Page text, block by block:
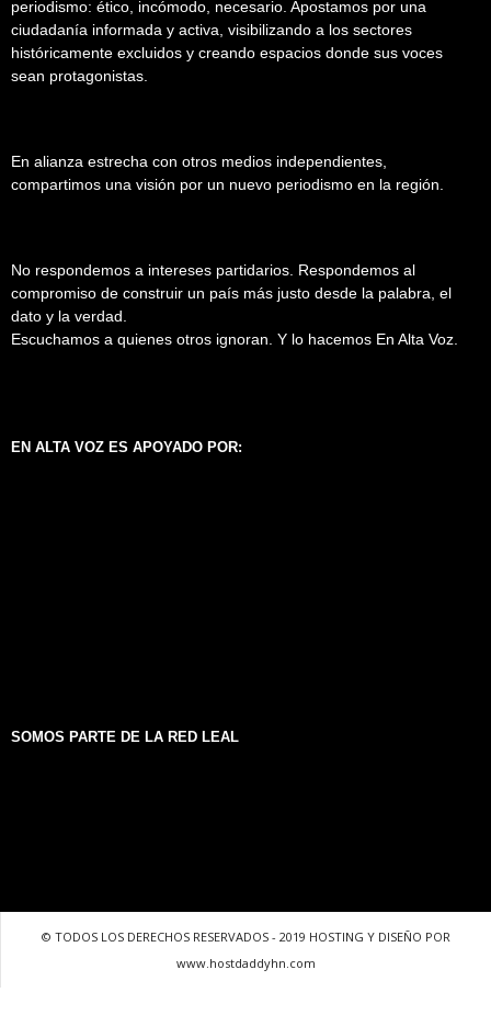
periodismo: ético, incómodo, necesario. Apostamos por una
ciudadanía informada y activa, visibilizando a los sectores
históricamente excluidos y creando espacios donde sus voces
sean protagonistas.
En alianza estrecha con otros medios independientes,
compartimos una visión por un nuevo periodismo en la región.
No respondemos a intereses partidarios. Respondemos al
compromiso de construir un país más justo desde la palabra, el
dato y la verdad.
Escuchamos a quienes otros ignoran. Y lo hacemos En Alta Voz.
EN ALTA VOZ ES APOYADO POR:
SOMOS PARTE DE LA RED LEAL
© TODOS LOS DERECHOS RESERVADOS - 2019 HOSTING Y DISEÑO POR
www.hostdaddyhn.com